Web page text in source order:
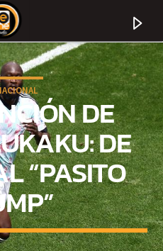
DE
DE
“PASITO